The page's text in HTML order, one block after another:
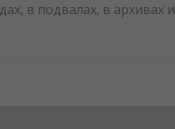
в подвалах, в архивах